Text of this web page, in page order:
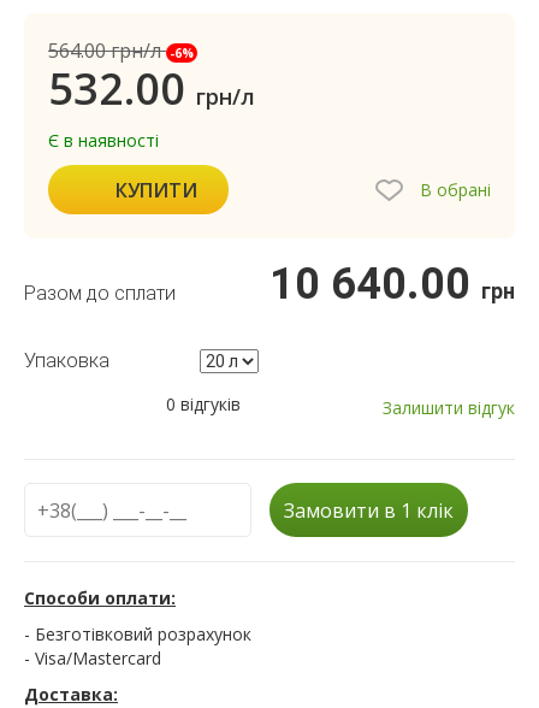
564.00грн/л -6%
532.00 грн/л
Є в наявності
КУПИТИ В обрані
Разом до сплати 10 640.00 грн
Упаковка
0 відгуків
Залишити відгук
Замовити в 1 клік
Способи оплати:
- Безготівковий розрахунок
- Visa/Mastercard
Доставка: